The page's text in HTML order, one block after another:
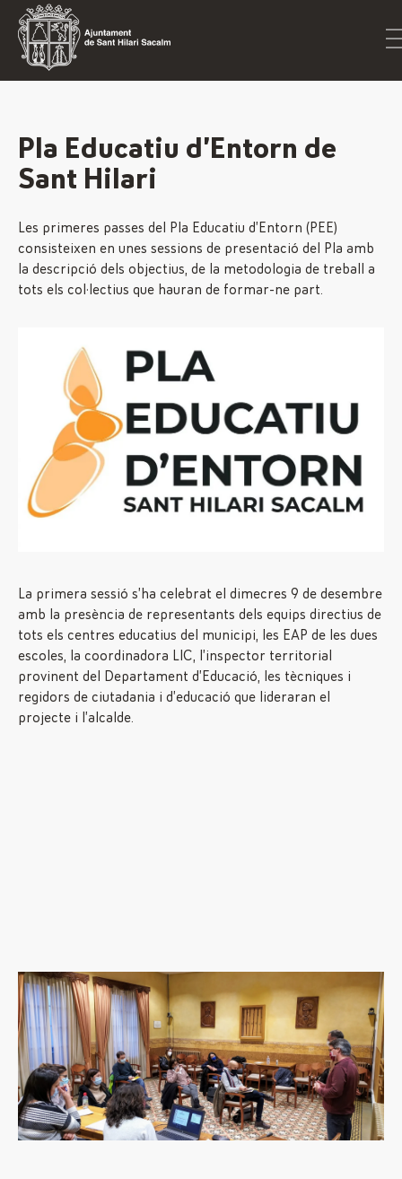
Pla Educatiu d’Entorn de
Sant Hilari
Les primeres passes del Pla Educatiu d’Entorn (PEE)
consisteixen en unes sessions de presentació del Pla amb
la descripció dels objectius, de la metodologia de treball a
tots els col·lectius que hauran de formar-ne part.
La primera sessió s’ha celebrat el dimecres 9 de desembre
amb la presència de representants dels equips directius de
tots els centres educatius del municipi, les EAP de les dues
escoles, la coordinadora LIC, l’inspector territorial
provinent del Departament d’Educació, les tècniques i
regidors de ciutadania i d’educació que lideraran el
projecte i l’alcalde.